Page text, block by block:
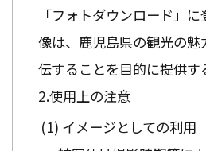
「フォトダウンロード」
像は、鹿児島県の観光の魅
伝することを目的に提供す
使用上の注意
イメージとしての利用